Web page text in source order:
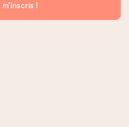
m'inscris !